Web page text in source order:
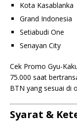
Kota Kasablanka
Grand Indonesia
Setiabudi One
Senayan City
Cek Promo Gyu-
75.000 saat
BTN yang sesuai di
Syarat &